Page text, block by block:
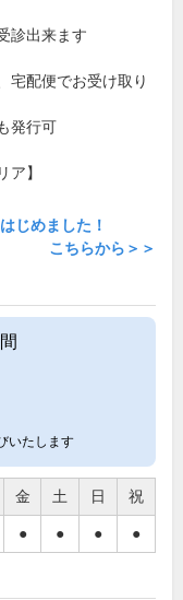
診出来ます
宅配便でお受け取り
発行可
ア】
じめました！
こちらから＞＞
いたします
金 土 日 祝
● ● ● ●